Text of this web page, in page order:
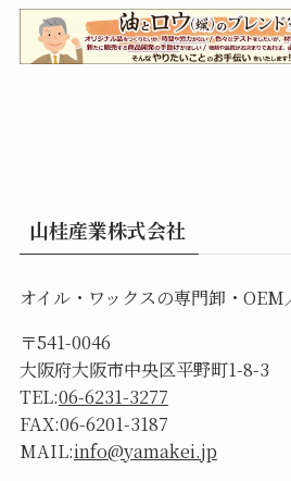
山桂産業株式会社
オイル・ワックスの専門卸・
〒541-0046
大阪府大阪市中央区平野町1-8-3
TEL:06-6231-3277
FAX:06-6201-3187
MAIL:info@yamakei.jp